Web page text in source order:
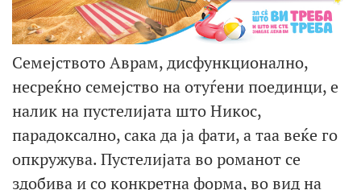
Семејството Аврам, дисфункционално,
несреќно семејство на отуѓени поединци, е
налик на пустелијата што Никос,
парадоксално, сака да ја фати, а таа веќе го
опкружува. Пустелијата во романот се
здобива и со конкретна форма, во вид на